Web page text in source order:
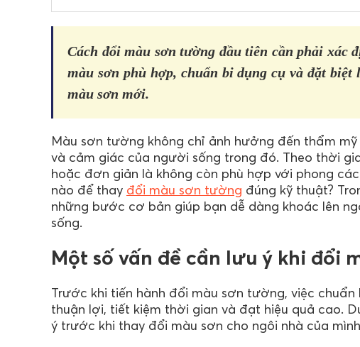
Cách đổi màu sơn tường đầu tiên cần phải
màu sơn phù hợp, chuẩn bi dụng cụ và đặt
màu sơn mới.
Màu sơn tường không chỉ ảnh hưởng đến thẩm
và cảm giác của người sống trong đó. Theo thời
hoặc đơn giản là không còn phù hợp với phong
nào để thay đổi màu sơn tường đúng kỹ thuật?
những bước cơ bản giúp bạn dễ dàng khoác lên
sống.
Một số vấn đề cần lưu ý khi đổi
Trước khi tiến hành đổi màu sơn tường, việc
thuận lợi, tiết kiệm thời gian và đạt hiệu quả cao.
ý trước khi thay đổi màu sơn cho ngôi nhà của